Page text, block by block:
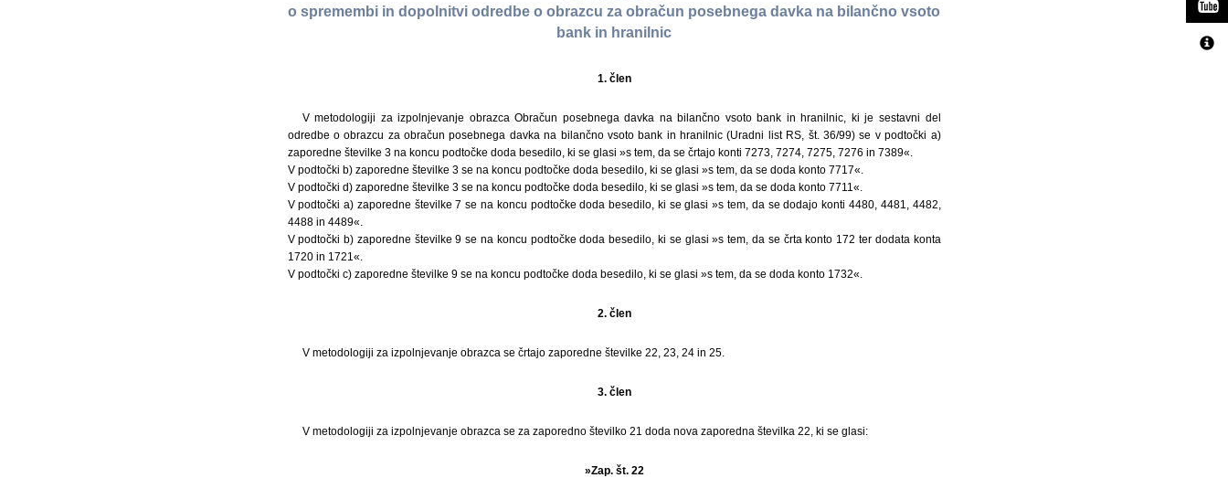
o spremembi in dopolnitvi odredbe o obrazcu za obračun posebnega davka na bilančno vsoto
bank in hranilnic
1. člen
V metodologiji za izpolnjevanje obrazca Obračun posebnega davka na bilančno vsoto bank in hranilnic, ki je sestavni del
odredbe o obrazcu za obračun posebnega davka na bilančno vsoto bank in hranilnic (Uradni list RS, št. 36/99) se v podtočki a)
zaporedne številke 3 na koncu podtočke doda besedilo, ki se glasi »s tem, da se črtajo konti 7273, 7274, 7275, 7276 in 7389«.
V podtočki b) zaporedne številke 3 se na koncu podtočke doda besedilo, ki se glasi »s tem, da se doda konto 7717«.
V podtočki d) zaporedne številke 3 se na koncu podtočke doda besedilo, ki se glasi »s tem, da se doda konto 7711«.
V podtočki a) zaporedne številke 7 se na koncu podtočke doda besedilo, ki se glasi »s tem, da se dodajo konti 4480, 4481, 4482,
4488 in 4489«.
V podtočki b) zaporedne številke 9 se na koncu podtočke doda besedilo, ki se glasi »s tem, da se črta konto 172 ter dodata konta
1720 in 1721«.
V podtočki c) zaporedne številke 9 se na koncu podtočke doda besedilo, ki se glasi »s tem, da se doda konto 1732«.
2. člen
V metodologiji za izpolnjevanje obrazca se črtajo zaporedne številke 22, 23, 24 in 25.
3. člen
V metodologiji za izpolnjevanje obrazca se za zaporedno številko 21 doda nova zaporedna številka 22, ki se glasi:
»Zap. št. 22